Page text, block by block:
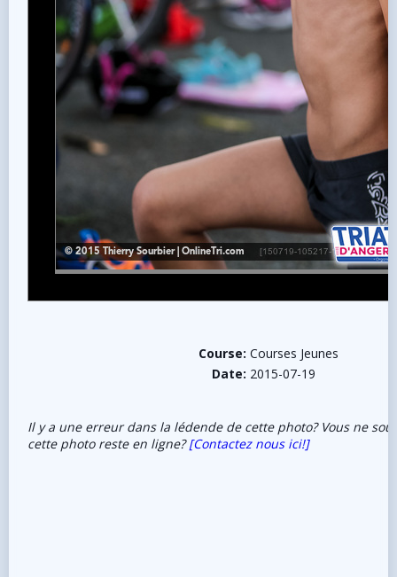
Course: Courses Jeunes
Date: 2015-07-19
Il y a une erreur dans la lédende de cette photo? Vous ne
cette photo reste en ligne?[Contactez nous ici!]